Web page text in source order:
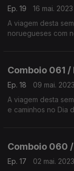
Ep. 19
16 mai. 2023
A viagem desta
noruegueses com
Comboio 061 /
Ep. 18
09 mai. 2023
A viagem desta
e caminhos no Dia
Comboio 060
Ep. 17
02 mai. 2023